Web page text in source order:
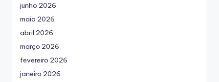
junho 2026
maio 2026
abril 2026
março 2026
fevereiro 2026
janeiro 2026